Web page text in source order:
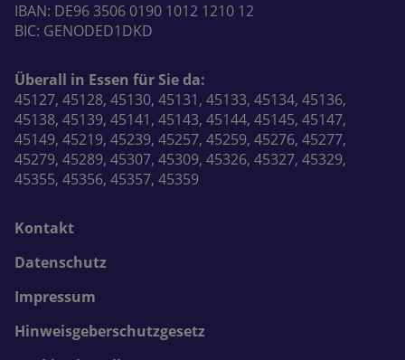
IBAN: DE96 3506 0190 1012 1210 12
BIC: GENODED1DKD
Überall in Essen für Sie da:
45127, 45128, 45130, 45131, 45133, 45134, 45136,
45138, 45139, 45141, 45143, 45144, 45145, 45147,
45149, 45219, 45239, 45257, 45259, 45276, 45277,
45279, 45289, 45307, 45309, 45326, 45327, 45329,
45355, 45356, 45357, 45359
Kontakt
Datenschutz
Impressum
Hinweisgeberschutzgesetz